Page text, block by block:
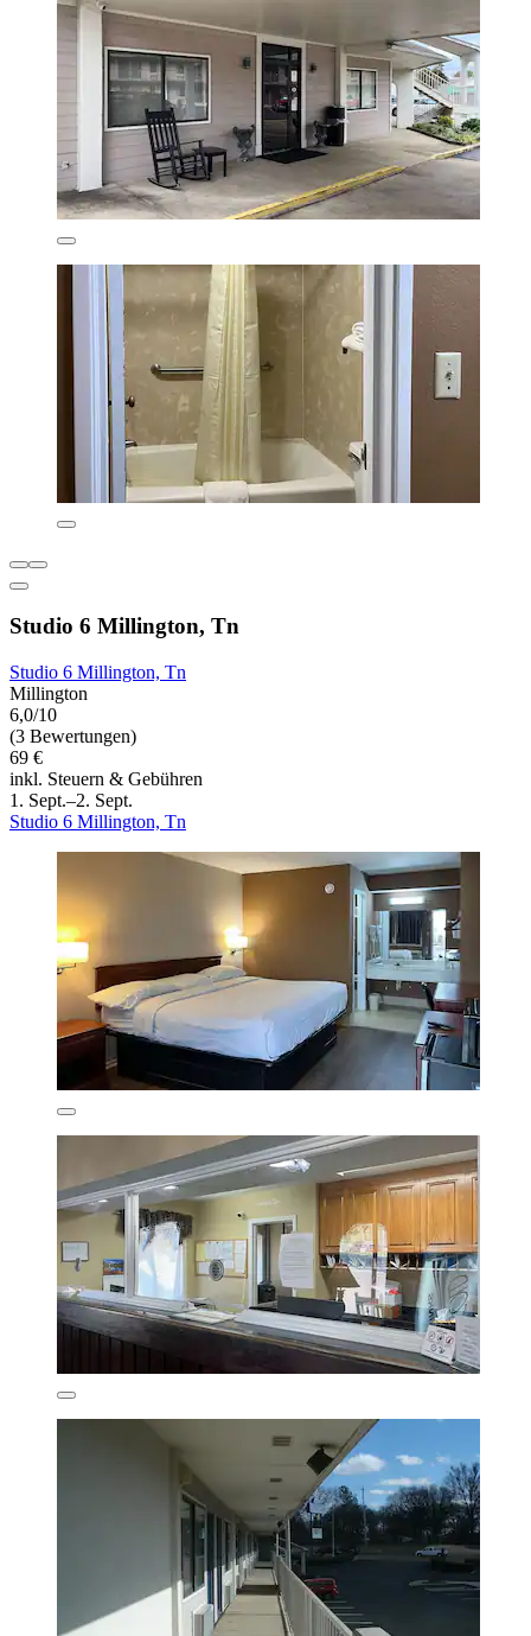
Studio 6 Millington, Tn
Studio 6 Millington, Tn
Millington
6,0/10
(3 Bewertungen)
69 €
inkl. Steuern & Gebühren
1. Sept.–2. Sept.
Studio 6 Millington, Tn